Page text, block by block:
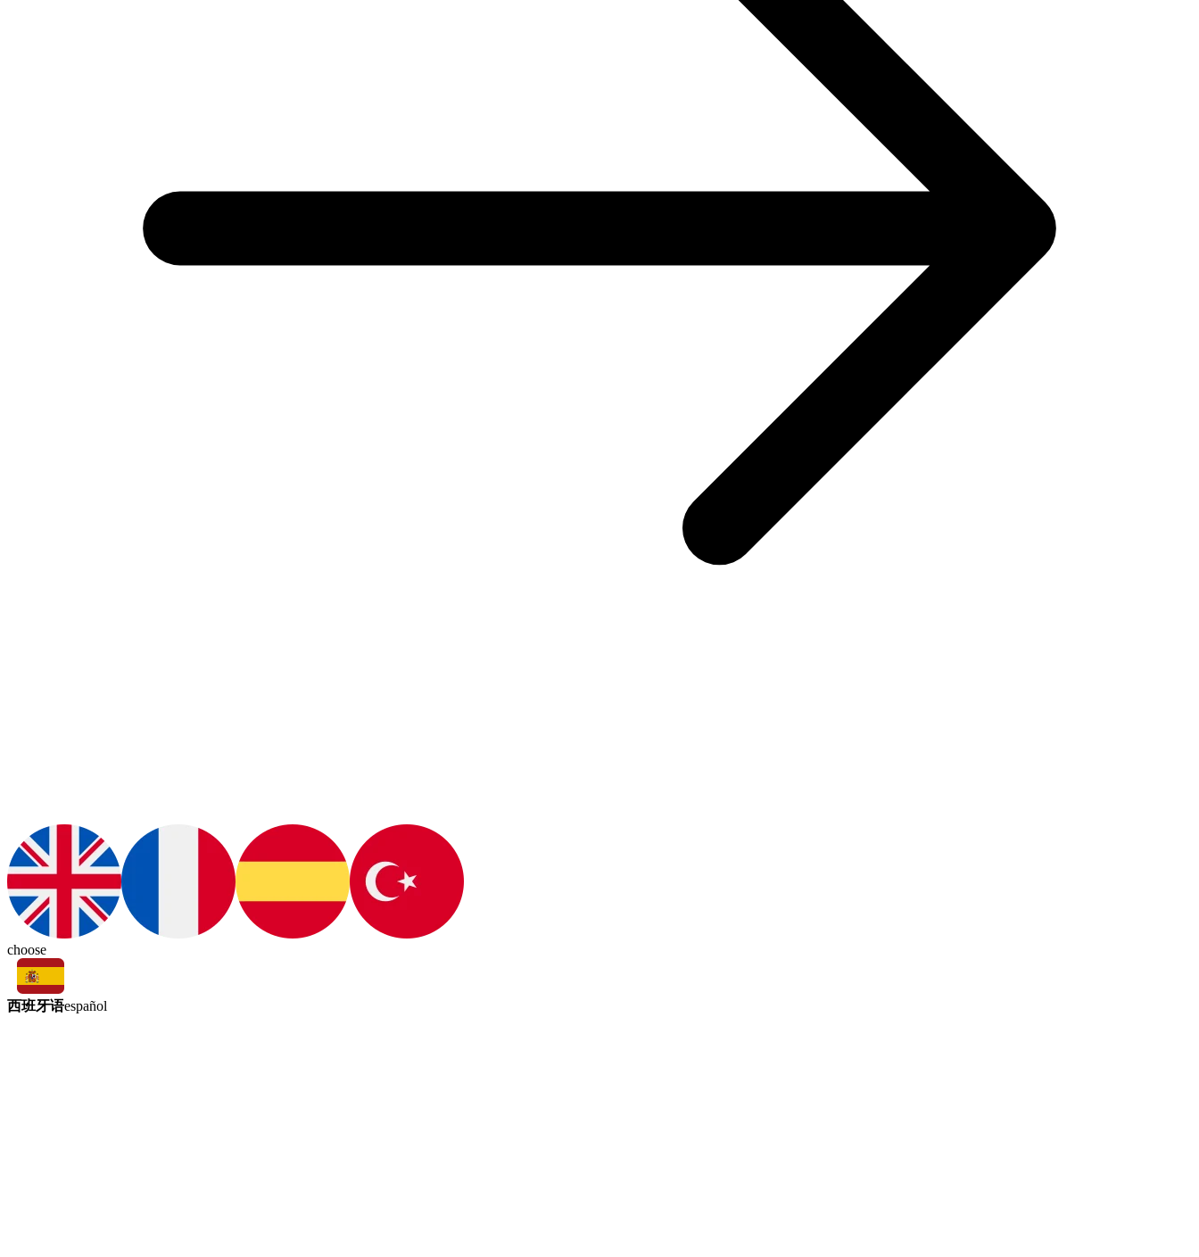
choose
西班牙语español